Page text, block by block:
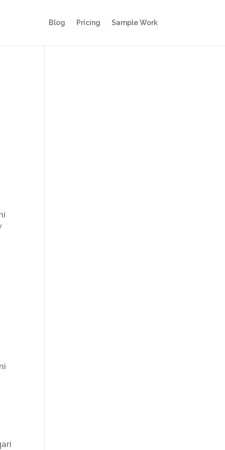
Blog Pricing Sample Work